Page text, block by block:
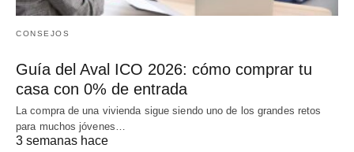
CONSEJOS
Guía del Aval ICO 2026: cómo comprar tu
casa con 0% de entrada
La compra de una vivienda sigue siendo uno de los grandes retos
para muchos jóvenes…
3 semanas hace